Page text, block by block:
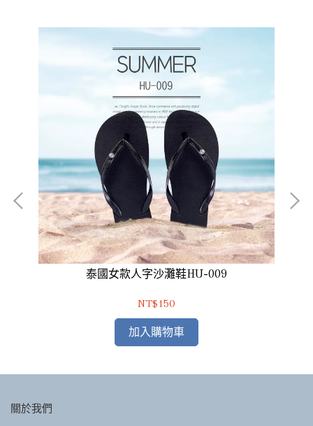
泰國女款人字沙灘鞋HU-009
NT$150
加入購物車
關於我們